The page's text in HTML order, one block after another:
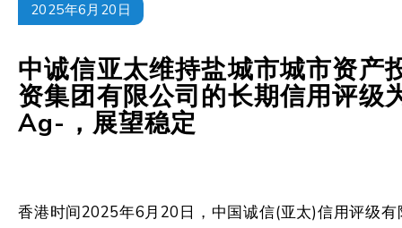
2025年6月20日
中诚信亚太维持盐城市城市资产
资集团有限公司的长期信用评级
Ag-，展望稳定
香港时间2025年6月20日，中国诚信(亚太)信用评级有